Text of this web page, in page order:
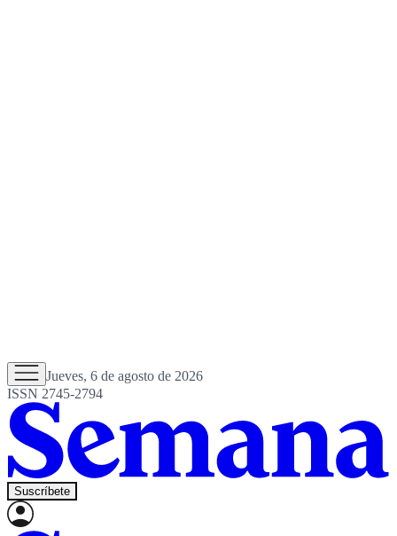
Jueves, 6 de agosto de 2026
ISSN 2745-2794
Suscríbete